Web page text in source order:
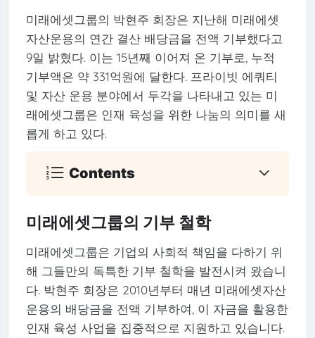
미래에셋그룹의 박현주 회장은 지난해 미래에셋
자산운용의 연간 결산 배당금을 전액 기부했다고
9일 밝혔다. 이는 15년째 이어져 온 기부로, 누적
기부액은 약 331억원에 달한다. 프라이빗 에쿼티
및 자산 운용 분야에서 두각을 나타내고 있는 미
래에셋그룹은 인재 육성을 위한 나눔의 의미를 새
롭게 하고 있다.
Contents
미래에셋그룹의 기부 철학
미래에셋그룹은 기업의 사회적 책임을 다하기 위
해 그들만의 독특한 기부 철학을 발전시켜 왔습니
다. 박현주 회장은 2010년부터 매년 미래에셋자산
운용의 배당금을 전액 기부하여, 이 자금을 활용한
인재 육성 사업을 집중적으로 지원하고 있습니다.